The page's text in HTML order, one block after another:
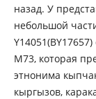
назад. У
небольшой
M73, которая
этнонима
кыргызов,